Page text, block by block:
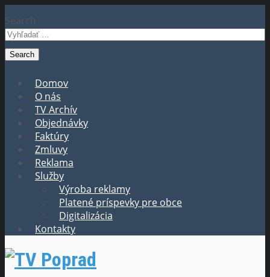
Search
Domov
O nás
TV Archív
Objednávky
Faktúry
Zmluvy
Reklama
Služby
Výroba reklamy
Platené príspevky pre obce
Digitalizácia
Kontakty